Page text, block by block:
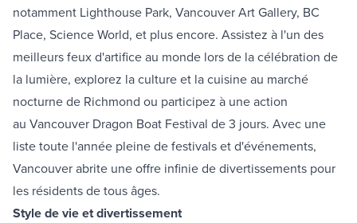
notamment Lighthouse Park, Vancouver Art Gallery, BC
Place, Science World, et plus encore. Assistez à l'un des
meilleurs feux d'artifice au monde lors de la célébration de
la lumière, explorez la culture et la cuisine au marché
nocturne de Richmond ou participez à une action
au Vancouver Dragon Boat Festival de 3 jours. Avec une
liste toute l'année pleine de festivals et d'événements,
Vancouver abrite une offre infinie de divertissements pour
les résidents de tous âges.
Style de vie et divertissement